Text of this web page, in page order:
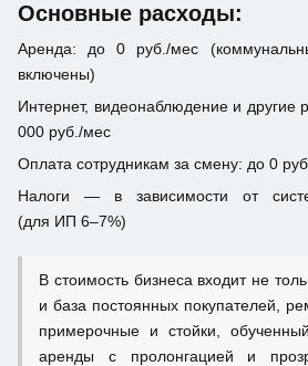
Основные расходы:
Аренда: до 0 руб./мес
включены)
Интернет, видеонаблюдение и другие
000 руб./мес
Оплата сотрудникам за смену: до 0 руб.
Налоги — в зависимости от
(для ИП 6–7%)
В стоимость бизнеса входит не
и база постоянных покупателей,
примерочные и стойки,
аренды с пролонгацией и